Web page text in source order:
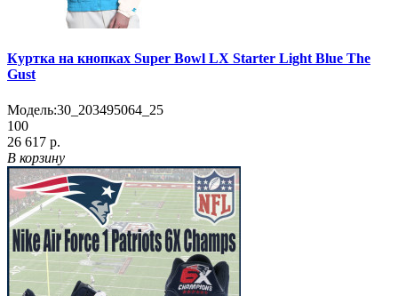
Куртка на кнопках Super Bowl LX Starter Light Blue The
Gust
Модель:30_203495064_25
100
26 617 р.
В корзину